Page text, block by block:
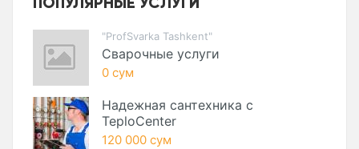
"ProfSvarka Tashkent"
Сварочные услуги
0 сум
Надежная сантехника с
TeploCenter
120 000 сум